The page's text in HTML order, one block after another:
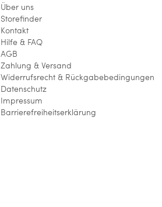
Über uns
Storefinder
Kontakt
Hilfe & FAQ
AGB
Zahlung & Versand
Widerrufsrecht & Rückgabebedingungen
Datenschutz
Impressum
Barrierefreiheitserklärung